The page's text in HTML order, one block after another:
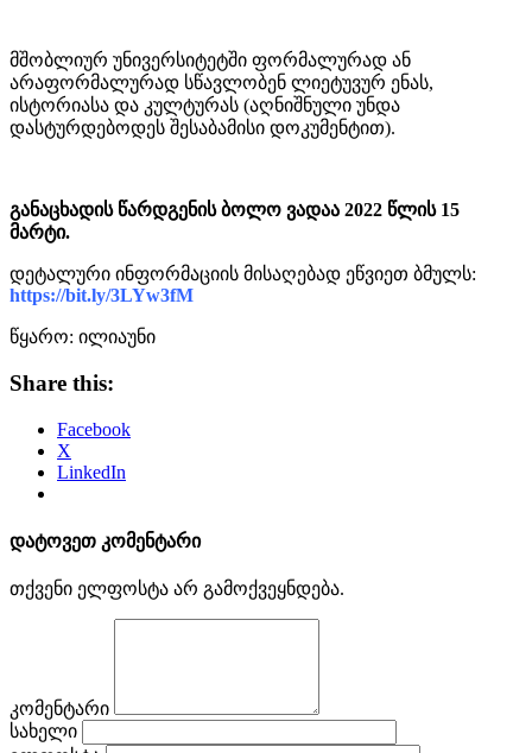
მშობლიურ უნივერსიტეტში ფორმალურად ან
არაფორმალურად სწავლობენ ლიეტუვურ ენას,
ისტორიასა და კულტურას (აღნიშნული უნდა
დასტურდებოდეს შესაბამისი დოკუმენტით).
განაცხადის წარდგენის ბოლო ვადაა 2022 წლის 15
მარტი.
დეტალური ინფორმაციის მისაღებად ეწვიეთ ბმულს:
https://bit.ly/3LYw3fM
წყარო: ილიაუნი
Share this:
Facebook
X
LinkedIn
დატოვეთ კომენტარი
თქვენი ელფოსტა არ გამოქვეყნდება.
კომენტარი
სახელი